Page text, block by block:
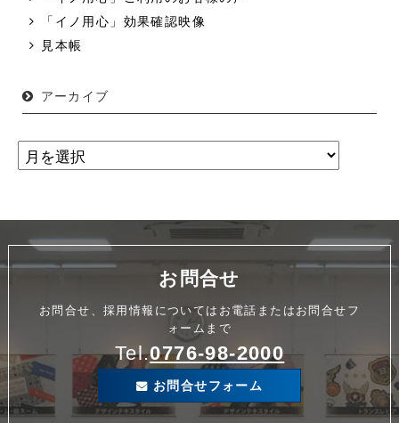
「イノ用心」効果確認映像
見本帳
アーカイブ
お問合せ
お問合せ、採用情報についてはお電話またはお問合せフ
ォームまで
Tel.0776-98-2000
お問合せフォーム